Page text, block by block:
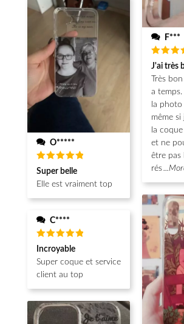
O*****
Note 5
sur 5
Super belle
Elle est vraiment top
C****
Note 5
sur 5
Incroyable
Super coque et service
client au top
F***
Note5
sur 5
J'ai très
Très
a
la photo
même
la
et ne
être pas
rés